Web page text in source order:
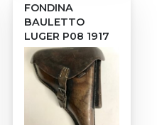
FONDINA
BAULETTO
LUGER P08 1917